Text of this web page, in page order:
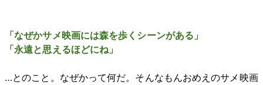
「なぜかサメ映画には森を歩くシーンがある」
「永遠と思えるほどにね」
…とのこと。なぜかって何だ。そんなもんおめえのサメ映画